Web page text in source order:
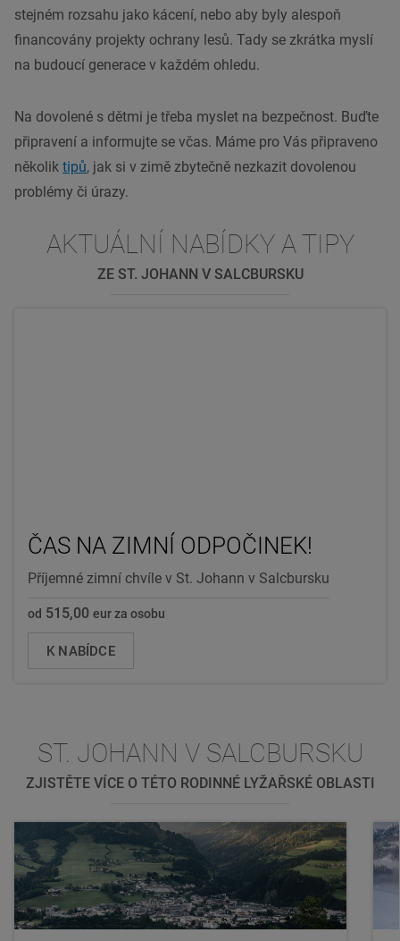
stejném rozsahu jako kácení, nebo aby byly alespoň
financovány projekty ochrany lesů. Tady se zkrátka myslí
na budoucí generace v každém ohledu.
Na dovolené s dětmi je třeba myslet na bezpečnost. Buďte
připravení a informujte se včas. Máme pro Vás připraveno
několik tipů, jak si v zimě zbytečně nezkazit dovolenou
problémy či úrazy.
AKTUÁLNÍ NABÍDKY A TIPY
ZE ST. JOHANN V SALCBURSKU
ČAS NA ZIMNÍ ODPOČINEK!
Příjemné zimní chvíle v St. Johann v Salcbursku
od 515,00 eur za osobu
K NABÍDCE
ST. JOHANN V SALCBURSKU
ZJISTĚTE VÍCE O TÉTO RODINNÉ LYŽAŘSKÉ OBLASTI